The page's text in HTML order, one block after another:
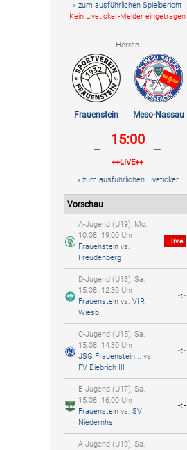
» zum ausführlichen Spielbericht
Kein Liveticker-Melder eingetragen
Herren
Frauenstein Meso-Nassau
- 15:00
++LIVE++ -
» zum ausführlichen Liveticker
Vorschau
A-Jugend (U19), Mo.
10.08. 19:00 Uhr
Frauenstein vs.
Freudenberg
live
D-Jugend (U13), Sa.
15.08. 12:30 Uhr
Frauenstein vs. VfR
Wiesb.
-:-
C-Jugend (U15), Sa.
15.08. 14:30 Uhr
JSG Frauenstein... vs.
FV Biebrich III
-:-
B-Jugend (U17), Sa.
15.08. 16:00 Uhr
Frauenstein vs. SV
Niedernhs
-:-
A-Jugend (U19), Sa.